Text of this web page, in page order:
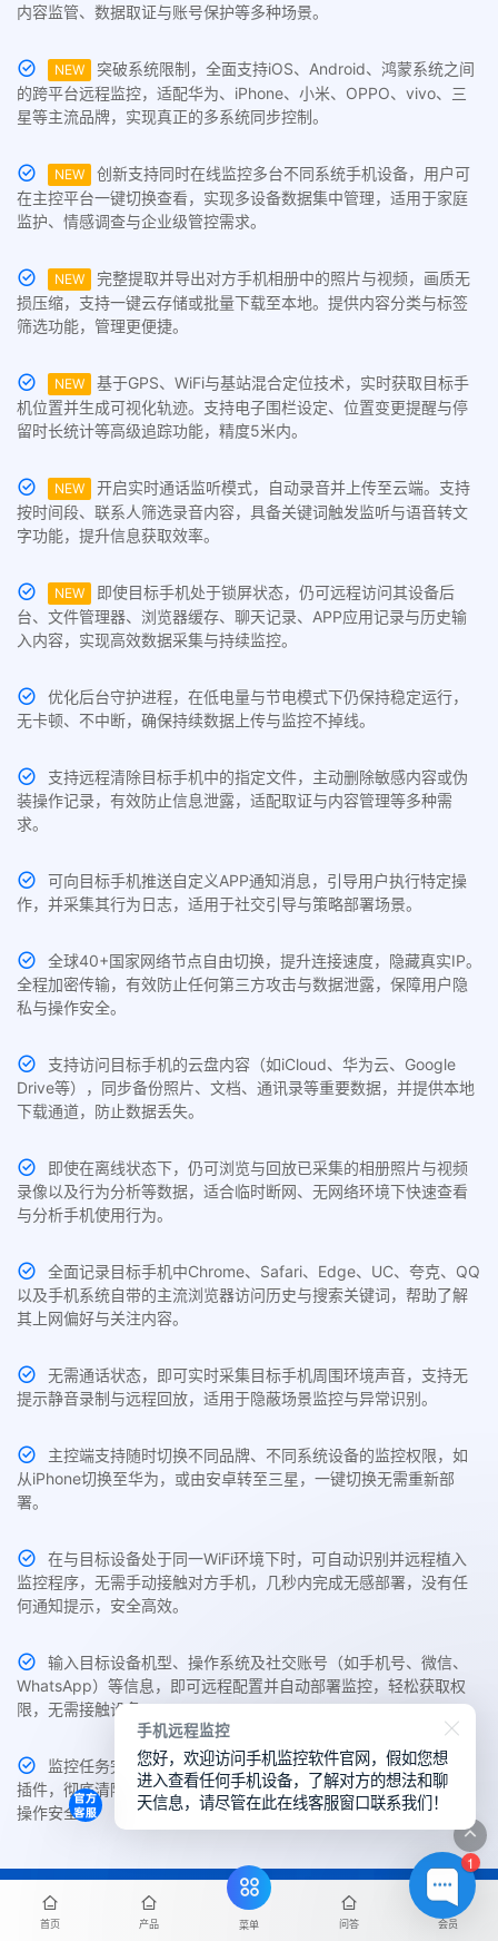
内容监管、数据取证与账号保护等多种场景。
NEW
突破系统限制，全面支持iOS、Android、鸿蒙系统之间
的跨平台远程监控，适配华为、iPhone、小米、OPPO、vivo、三
星等主流品牌，实现真正的多系统同步控制。
NEW
创新支持同时在线监控多台不同系统手机设备，用户可
在主控平台一键切换查看，实现多设备数据集中管理，适用于家庭
监护、情感调查与企业级管控需求。
NEW
完整提取并导出对方手机相册中的照片与视频，画质无
损压缩，支持一键云存储或批量下载至本地。提供内容分类与标签
筛选功能，管理更便捷。
NEW
基于GPS、WiFi与基站混合定位技术，实时获取目标手
机位置并生成可视化轨迹。支持电子围栏设定、位置变更提醒与停
留时长统计等高级追踪功能，精度5米内。
NEW
开启实时通话监听模式，自动录音并上传至云端。支持
按时间段、联系人筛选录音内容，具备关键词触发监听与语音转文
字功能，提升信息获取效率。
NEW
即使目标手机处于锁屏状态，仍可远程访问其设备后
台、文件管理器、浏览器缓存、聊天记录、APP应用记录与历史输
入内容，实现高效数据采集与持续监控。
优化后台守护进程，在低电量与节电模式下仍保持稳定运行，
无卡顿、不中断，确保持续数据上传与监控不掉线。
支持远程清除目标手机中的指定文件，主动删除敏感内容或伪
装操作记录，有效防止信息泄露，适配取证与内容管理等多种需
求。
可向目标手机推送自定义APP通知消息，引导用户执行特定操
作，并采集其行为日志，适用于社交引导与策略部署场景。
全球40+国家网络节点自由切换，提升连接速度，隐藏真实IP。
全程加密传输，有效防止任何第三方攻击与数据泄露，保障用户隐
私与操作安全。
支持访问目标手机的云盘内容（如iCloud、华为云、Google
Drive等），同步备份照片、文档、通讯录等重要数据，并提供本地
下载通道，防止数据丢失。
即使在离线状态下，仍可浏览与回放已采集的相册照片与视频
录像以及行为分析等数据，适合临时断网、无网络环境下快速查看
与分析手机使用行为。
全面记录目标手机中Chrome、Safari、Edge、UC、夸克、QQ
以及手机系统自带的主流浏览器访问历史与搜索关键词，帮助了解
其上网偏好与关注内容。
无需通话状态，即可实时采集目标手机周围环境声音，支持无
提示静音录制与远程回放，适用于隐蔽场景监控与异常识别。
主控端支持随时切换不同品牌、不同系统设备的监控权限，如
从iPhone切换至华为，或由安卓转至三星，一键切换无需重新部
署。
在与目标设备处于同一WiFi环境下时，可自动识别并远程植入
监控程序，无需手动接触对方手机，几秒内完成无感部署，没有任
何通知提示，安全高效。
输入目标设备机型、操作系统及社交账号（如手机号、微信、
WhatsApp）等信息，即可远程配置并自动部署监控，轻松获取权
限，无需接触设备。
监控任务完成后，用户可在主控端一键卸载目标手机中的监控
插件，彻底清除痕迹、断开连接，避免数据残留，保障数据隐私与
操作安全。
会员服务
首页 产品 菜单 问答 会员
1
手机远程监控
您好，欢迎访问手机监控软件官网，假如您想
进入查看任何手机设备，了解对方的想法和聊
天信息，请尽管在此在线客服窗口联系我们！